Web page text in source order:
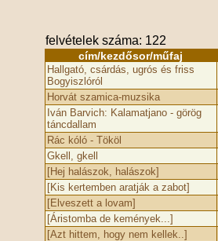
felvételek száma: 122
cím/kezdősor/műfaj
Hallgató, csárdás, ugrós és friss
Bogyiszlóról
Horvát szamica-muzsika
Iván Barvich: Kalamatjano - görög
táncdallam
Rác kóló - Tököl
Gkell, gkell
[Hej halászok, halászok]
[Kis kertemben aratják a zabot]
[Elveszett a lovam]
[Áristomba de kemények...]
[Azt hittem, hogy nem kellek..]